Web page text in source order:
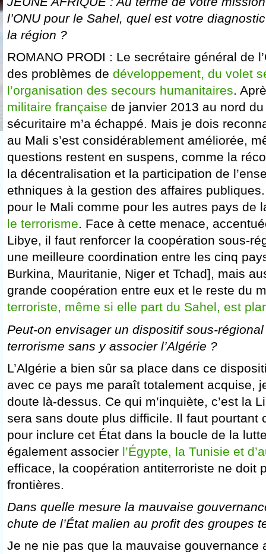
l’ONU pour le Sahel, quel est votre
la région ?
ROMANO PRODI : Le secrétaire général de
des problèmes de développement, du volet
l’organisation des secours humanitaires.
militaire française de janvier 2013 au nord
sécuritaire m’a échappé. Mais je dois
au Mali s’est considérablement améliorée,
questions restent en suspens, comme la
la décentralisation et la participation de
ethniques à la gestion des affaires
pour le Mali comme pour les autres pays de
le terrorisme. Face à cette menace,
Libye, il faut renforcer la coopération sous-
une meilleure coordination entre les cinq
Burkina, Mauritanie, Niger et Tchad], mais
grande coopération entre eux et le reste du
terroriste, même si elle part du Sahel, est
Peut-on envisager un dispositif sous-
terrorisme sans y associer l’Algérie ?
L’Algérie a bien sûr sa place dans ce
avec ce pays me paraît totalement acquise,
doute là-dessus. Ce qui m’inquiète, c’est la
sera sans doute plus difficile. Il faut pourtant
pour inclure cet État dans la boucle de la
également associer l’Égypte, la Tunisie et
efficace, la coopération antiterroriste ne doit
frontières.
Dans quelle mesure la mauvaise
chute de l’État malien au profit des groupes
Je ne nie pas que la mauvaise gouvernance